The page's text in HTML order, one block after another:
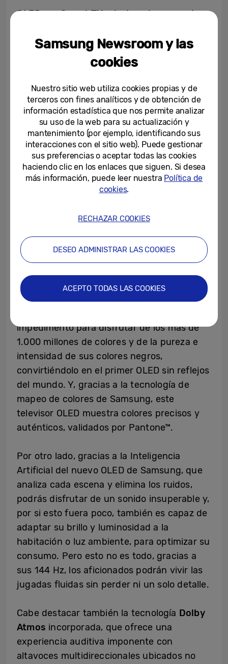
OLED: un Smart TV a todo color para el
Para aquellos hinchas nostálgicos, que
equipo, el fútbol es un deporte cuya pasión
inexplicable los remonta a momentos
inolvidables de sus vidas. Y si se trata de
inexplicable, es imposible evitar la
referencia a la calidad de imagen que tienen
los TVs OLED de Samsung, una gama que se
encuentra disponible en 55”, 65”, 77” y 83”,
perfecta para cualquier ambiente.
Su nuevo procesador con Inteligencia
Smart TV, siendo capaz de escalar a 4K
cualquier contenido sin importar la calidad
detalle de lo que sucede en el
campo. Además, gracias a su nuevo panel
impedimento para disfrutar de los más de
1.000 millones de colores y de la pureza e
intensidad de sus colores negros,
convirtiéndolo en el primer OLED sin reflejos
del mundo. Y, gracias a la tecnología de
mapeo de colores de Samsung, este
televisor OLED muestra colores precisos y
auténticos, validados por Pantone™.
Por otro lado, gracias a la Inteligencia
Artificial del nuevo OLED de Samsung, que
analiza cada escena y elimina los ruidos,
podrás disfrutar de un sonido insuperable y,
por si esto fuera poco, también es capaz de
adaptar su brillo y luminosidad a la
habitación o luz ambiente, para optimizar su
consumo. Pero esto no es todo, gracias a
sus 144 Hz, los aficionados podrán vivir las
jugadas fluidas sin perder ni un solo detalle.
Cabe destacar también la tecnología Dolby
Atmos incorporada, que ofrece una
experiencia auditiva imponente con
altavoces multidireccionales ubicados no
Samsung Newsroom y las
cookies
Nuestro sitio web utiliza cookies propias y de
terceros con fines analíticos y de obtención de
información estadística que nos permite analizar
su uso de la web para su actualización y
mantenimiento (por ejemplo, identificando sus
interacciones con el sitio web). Puede gestionar
sus preferencias o aceptar todas las cookies
haciendo clic en los enlaces que siguen. Si desea
más información, puede leer nuestra Política de
cookies.
RECHAZAR COOKIES
DESEO ADMINISTRAR LAS COOKIES
ACEPTO TODAS LAS COOKIES